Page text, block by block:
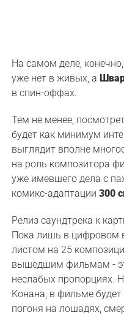
На самом деле, конечно,
уже нет в живых, а
в спин-оффах.
Тем не менее,
будет как минимум
выглядит вполне
на роль композитора
уже имевшего дела с
комикс-адаптации300
Релиз саундтрека к
Пока лишь в цифровом
листом на 25
вышедшим фильмам -
неслабых пропорциях.
Конана, в фильме
погоня на лошадях,